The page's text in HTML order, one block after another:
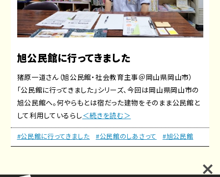
旭公民館に行ってきました
猪原一道さん（旭公民館・社会教育主事＠岡山県岡山市）
「公民館に行ってきました」シリーズ、今回は岡山県岡山市の
旭公民館へ。何やらもとは宿だった建物をそのまま公民館と
して利用しているらし＜続きを読む＞
#公民館に行ってきました #公民館のしあさって #旭公民館